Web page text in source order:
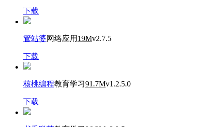
下载
管站婆网络应用 19Mv2.7.5
下载
核桃编程教育学习91.7Mv1.2.5.0
下载